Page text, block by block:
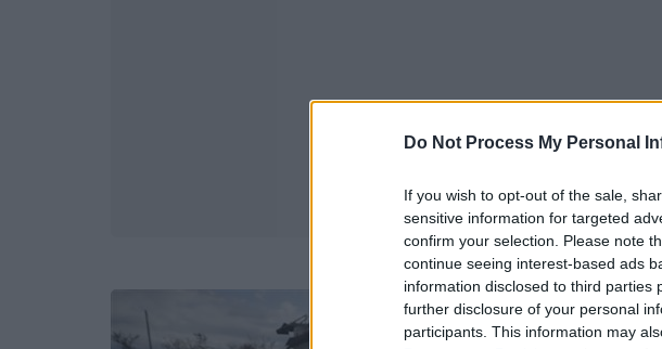
Do Not Process My Personal
If you wish to opt-out of the sale,
sensitive information for targeted
confirm your selection. Please note
continue seeing interest-based ads
information disclosed to third parties
further disclosure of your personal
participants. This information may
Απόψεις
Οι